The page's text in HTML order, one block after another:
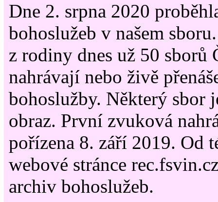
Dne 2. srpna 2020
bohoslužeb v našem
z rodiny dnes už 50 sborů
nahrávají nebo živě
bohoslužby. Některý sbor
obraz. První zvuková
pořízena 8. září 2019. Od
webové stránce
archiv bohoslužeb.